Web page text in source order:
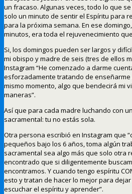
un fracaso. Algunas veces, todo lo que
solo un minuto de sentir el Espíritu para
para la próxima semana. En ese
minutos, era toda el rejuvenecimiento
Si, los domingos pueden ser largos y
mi obispo y madre de seis (tres de ellos
Instagram “He comenzado a darme
esforzadamente tratando de
mismo momento, algo que bendecirá mi
maneras”.
Así que para cada madre luchando con
sacramental: tu no estás sola.
Otra persona escribió en Instagram que
pequeños bajo los 6 años, toma algún
sacramental sea algo más que solo otra
encontrado que si diligentemente
encontramos. Y cuando tengo espíritu
esto y tratan de hacer lo mejor para
escuchar el espíritu y aprender”.